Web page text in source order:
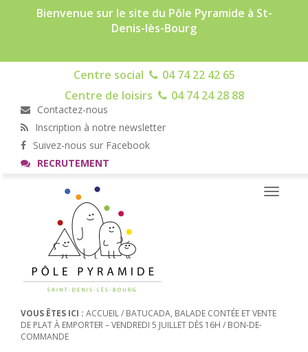
Bienvenue sur le site du Pôle Pyramide à St-
Denis-lès-Bourg
Centre social
04 74 22 42 65
Centre de loisirs
04 74 24 28 88
Contactez-nous
Inscription à notre newsletter
Suivez-nous sur Facebook
RECRUTEMENT
Toggle
VOUS ÊTES ICI : ACCUEIL/ BATUCADA, BALADE CONTÉE ET VENTE
DE PLAT À EMPORTER – VENDREDI 5 JUILLET DÈS 16H / BON-DE-
COMMANDE